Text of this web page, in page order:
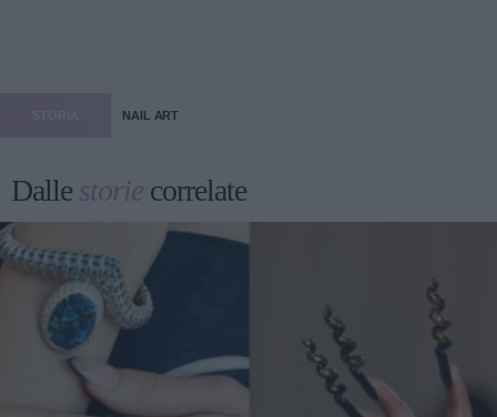
NAIL ART
Dallestorie correlate